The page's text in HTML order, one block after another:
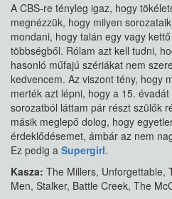
A CBS-re tényleg igaz, hogy
megnézzük, hogy milyen
mondani, hogy talán egy vagy
többségből. Rólam azt kell tudni,
hasonló műfajú szériákat nem
kedvencem. Az viszont tény, hogy
merték azt lépni, hogy a 15. évadát
sorozatból láttam pár részt szülők
másik meglepő dolog, hogy
érdeklődésemet, ámbár az nem
Ez pedig a Supergirl.
Kasza: The Millers, Unforgettable,
Men, Stalker, Battle Creek, The